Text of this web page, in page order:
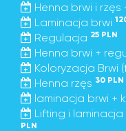
Henna brwi i
Laminacja brwi
Regulacja 25 PLN
Henna brwi +
Koloryzacja Brwi
Henna rzęs 30 PLN
laminacja brwi +
Lifting i
PLN